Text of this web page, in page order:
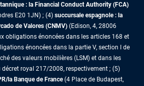
: la Financial Conduct Authority (FCA)
E20 1JN) ; (4) succursale espagnole : la
de Valores (CNMV) (Edison, 4, 28006
obligations énoncées dans les articles 168 et
énoncées dans la partie V, section I de
des valeurs mobilières (LSM) et dans les
royal 217/2008, respectivement ; (5)
la Banque de France(4 Place de Budapest,